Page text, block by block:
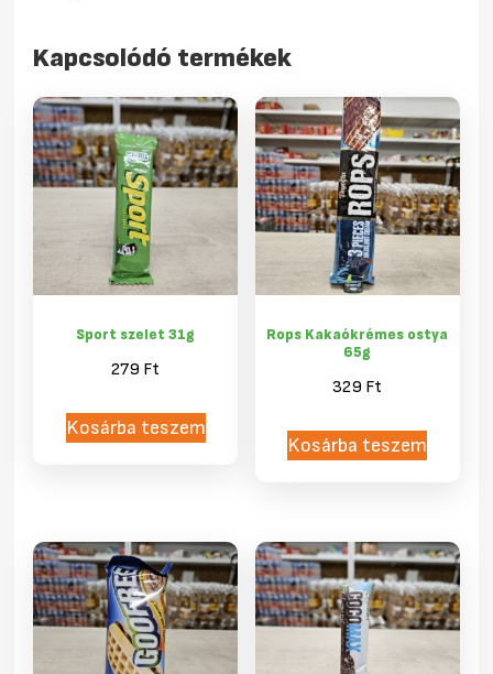
Kapcsolódó termékek
Sport szelet 31g
279 Ft
Kosárba teszem
Rops Kakaókrémes ostya
65g
329 Ft
Kosárba teszem